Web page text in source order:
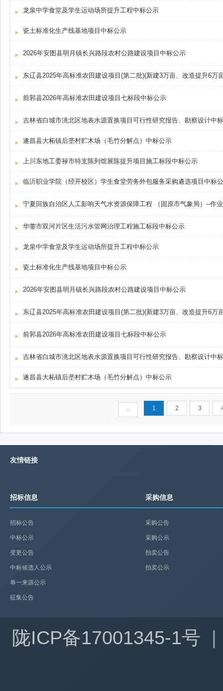
龙泉中学食堂及学生运动场所提升工程中标公示
瓷土标准化生产线基地项目中标公示
2026年安图县明月镇长兴路段农村公路建设项目中标公示
东辽县2025年高标准农田建设项目(第二批)(新建3万亩、改造提升6万
前郭县2026年高标准农田建设项目七标段中标公示
吉林省白城市洮北区地表水源置换项目可行性研究报告、勘察设计中
遂昌县大柘镇后垄村贮木场（毛竹分解点）中标公示
上川东地工委禄市特支陈列馆展陈提升项目施工标段中标公示
临沂职业学院（经开校区）学生食堂劳务外包服务采购遴选项目中标
宁夏回族自治区人工影响天气水资源保障工程 （固原市气象局）--作
华蓥市双河片区生活污水管网治理工程施工标段中标公示
龙泉中学食堂及学生运动场所提升工程中标公示
瓷土标准化生产线基地项目中标公示
2026年安图县明月镇长兴路段农村公路建设项目中标公示
东辽县2025年高标准农田建设项目(第二批)(新建3万亩、改造提升6万
前郭县2026年高标准农田建设项目七标段中标公示
吉林省白城市洮北区地表水源置换项目可行性研究报告、勘察设计中
遂昌县大柘镇后垄村贮木场（毛竹分解点）中标公示
« 1 2 3
友情链接
招标信息
招标公告
中标公示
变更公告
中标候选人公示
单一来源公示
征集公告
采购信息
采购公告
采购公示
拍卖公告
拍卖公示
陇ICP备17001345-1号